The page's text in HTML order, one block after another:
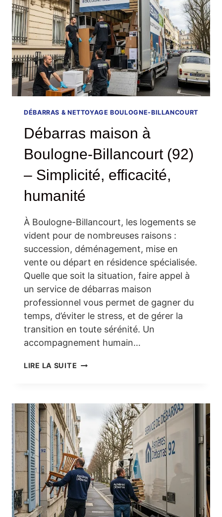
ESPRIT,
PAS
VOTRE
DOS
DÉBARRAS & NETTOYAGE BOULOGNE-BILLANCOURT
Débarras maison à
Boulogne-Billancourt (92)
– Simplicité, efficacité,
humanité
À Boulogne-Billancourt, les logements se
vident pour de nombreuses raisons :
succession, déménagement, mise en
vente ou départ en résidence spécialisée.
Quelle que soit la situation, faire appel à
un service de débarras maison
professionnel vous permet de gagner du
temps, d’éviter le stress, et de gérer la
transition en toute sérénité. Un
accompagnement humain…
LIRE LA SUITE DÉBARRAS
BILLANCOURT
(92)
–
SIMPLICITÉ,
EFFICACITÉ,
HUMANITÉ